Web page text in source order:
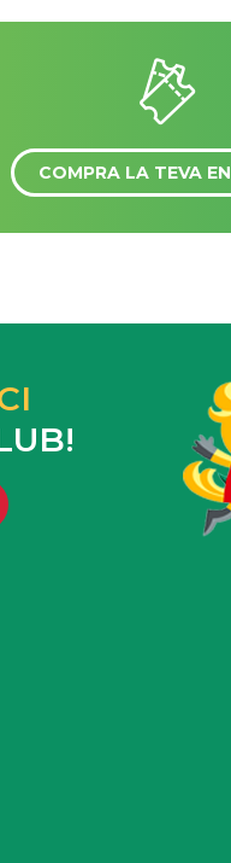
COMPRA LA TEVA